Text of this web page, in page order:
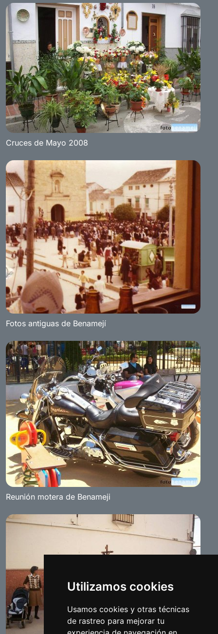
Utilizamos cookies
Usamos cookies y otras técnicas
de rastreo para mejorar tu
Cruces de Mayo 2008
Fotos antiguas de Benamejí
Reunión motera de Benameji